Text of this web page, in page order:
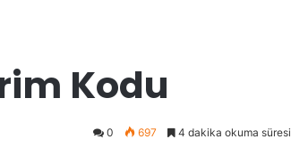
Kodu
0 697 4 dakika okuma süresi